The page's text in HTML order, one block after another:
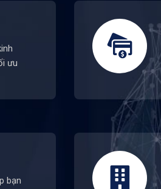
ưu
bạn